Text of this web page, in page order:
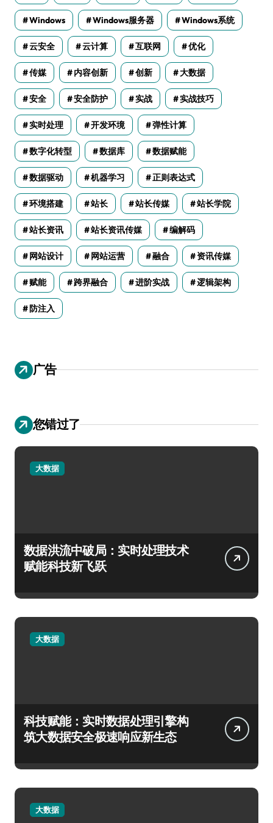
Windows Windows服务器 Windows系统
云安全 云计算 互联网 优化
传媒 内容创新 创新 大数据
安全 安全防护 实战 实战技巧
实时处理 开发环境 弹性计算
数字化转型 数据库 数据赋能
数据驱动 机器学习 正则表达式
环境搭建 站长 站长传媒 站长学院
站长资讯 站长资讯传媒 编解码
网站设计 网站运营 融合 资讯传媒
赋能 跨界融合 进阶实战 逻辑架构
防注入
广告
您错过了
大数据
数据洪流中破局：实时处理技术
赋能科技新飞跃
大数据
科技赋能：实时数据处理引擎构
筑大数据安全极速响应新生态
大数据